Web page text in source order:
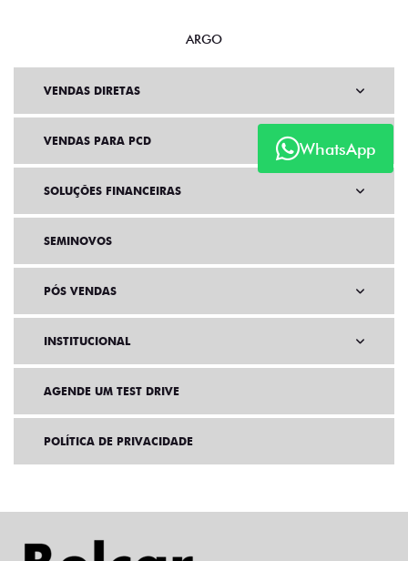
WhatsApp
ARGO
VENDAS DIRETAS
VENDAS PARA PCD
SOLUÇÕES FINANCEIRAS
SEMINOVOS
PÓS VENDAS
INSTITUCIONAL
AGENDE UM TEST DRIVE
POLÍTICA DE PRIVACIDADE